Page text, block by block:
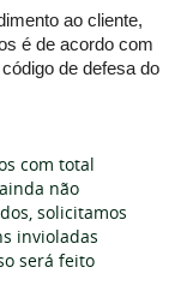
ao cliente,
é de acordo com
de defesa do
com total
não
solicitamos
invioladas
será feito